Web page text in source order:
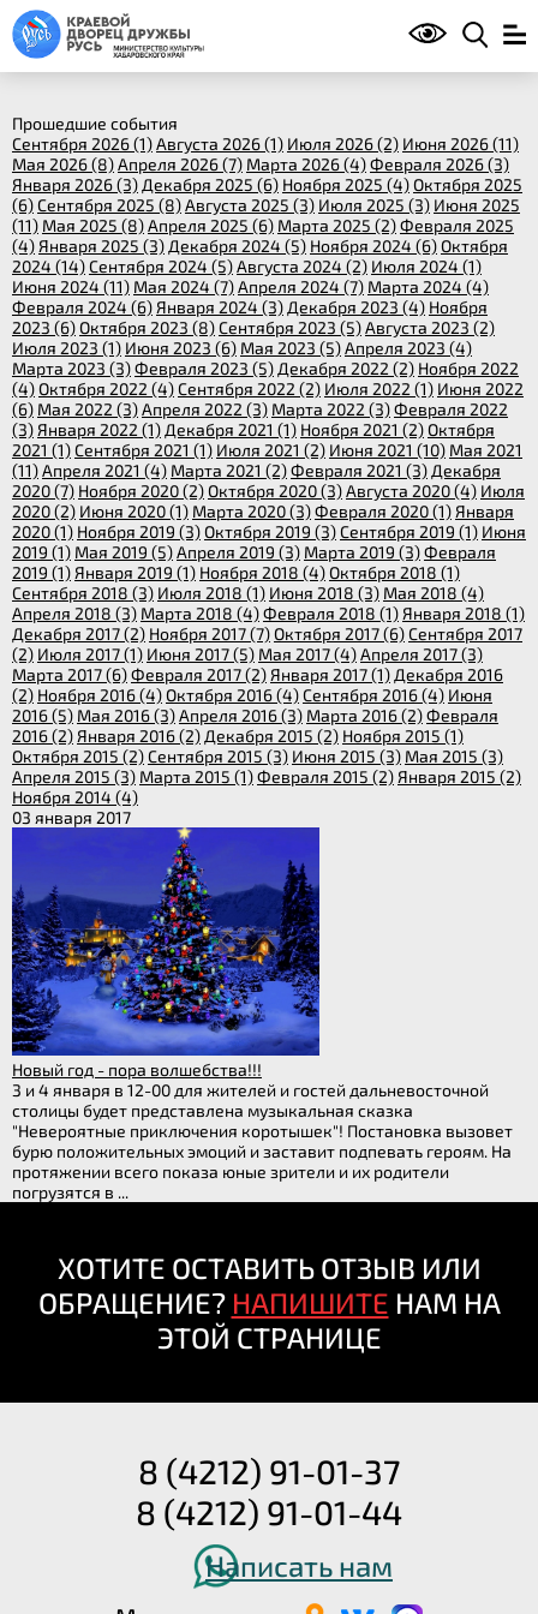
Прошедшие события
Сентября 2026 (1)Августа 2026 (1) Июля 2026 (2) Июня 2026 (11)
Мая 2026 (8)Апреля 2026 (7) Марта 2026 (4)Февраля 2026 (3)
Января 2026 (3) Декабря 2025 (6) Ноября 2025 (4)Октября 2025
(6)Сентября 2025 (8)Августа 2025 (3) Июля 2025 (3) Июня 2025
(11) Мая 2025 (8)Апреля 2025 (6) Марта 2025 (2)Февраля 2025
(4) Января 2025 (3) Декабря 2024 (5) Ноября 2024 (6)Октября
2024 (14)Сентября 2024 (5)Августа 2024 (2) Июля 2024 (1)
Июня 2024 (11) Мая 2024 (7)Апреля 2024 (7) Марта 2024 (4)
Февраля 2024 (6) Января 2024 (3) Декабря 2023 (4) Ноября
2023 (6)Октября 2023 (8)Сентября 2023 (5)Августа 2023 (2)
Июля 2023 (1) Июня 2023 (6) Мая 2023 (5)Апреля 2023 (4)
Марта 2023 (3)Февраля 2023 (5) Декабря 2022 (2) Ноября 2022
(4)Октября 2022 (4)Сентября 2022 (2) Июля 2022 (1) Июня 2022
(6) Мая 2022 (3)Апреля 2022 (3) Марта 2022 (3)Февраля 2022
(3) Января 2022 (1) Декабря 2021 (1) Ноября 2021 (2)Октября
2021 (1)Сентября 2021 (1) Июля 2021 (2) Июня 2021 (10) Мая 2021
(11)Апреля 2021 (4) Марта 2021 (2)Февраля 2021 (3) Декабря
2020 (7) Ноября 2020 (2)Октября 2020 (3)Августа 2020 (4) Июля
2020 (2) Июня 2020 (1) Марта 2020 (3)Февраля 2020 (1) Января
2020 (1) Ноября 2019 (3)Октября 2019 (3)Сентября 2019 (1) Июня
2019 (1) Мая 2019 (5)Апреля 2019 (3) Марта 2019 (3)Февраля
2019 (1) Января 2019 (1) Ноября 2018 (4)Октября 2018 (1)
Сентября 2018 (3) Июля 2018 (1) Июня 2018 (3) Мая 2018 (4)
Апреля 2018 (3) Марта 2018 (4)Февраля 2018 (1) Января 2018 (1)
Декабря 2017 (2) Ноября 2017 (7)Октября 2017 (6)Сентября 2017
(2) Июля 2017 (1) Июня 2017 (5) Мая 2017 (4)Апреля 2017 (3)
Марта 2017 (6)Февраля 2017 (2) Января 2017 (1) Декабря 2016
(2) Ноября 2016 (4)Октября 2016 (4)Сентября 2016 (4) Июня
2016 (5) Мая 2016 (3)Апреля 2016 (3) Марта 2016 (2)Февраля
2016 (2) Января 2016 (2) Декабря 2015 (2) Ноября 2015 (1)
Октября 2015 (2)Сентября 2015 (3) Июня 2015 (3) Мая 2015 (3)
Апреля 2015 (3) Марта 2015 (1)Февраля 2015 (2) Января 2015 (2)
Ноября 2014 (4)
03 января 2017
Новый год - пора волшебства!!!
3 и 4 января в 12-00 для жителей и гостей дальневосточной
столицы будет представлена музыкальная сказка
"Невероятные приключения коротышек"! Постановка вызовет
бурю положительных эмоций и заставит подпевать героям. На
протяжении всего показа юные зрители и их родители
погрузятся в ...
ХОТИТЕ ОСТАВИТЬ ОТЗЫВ ИЛИ
ОБРАЩЕНИЕ? НАПИШИТЕ НАМ НА
ЭТОЙ СТРАНИЦЕ
8 (4212) 91-01-37
8 (4212) 91-01-44
Написать нам